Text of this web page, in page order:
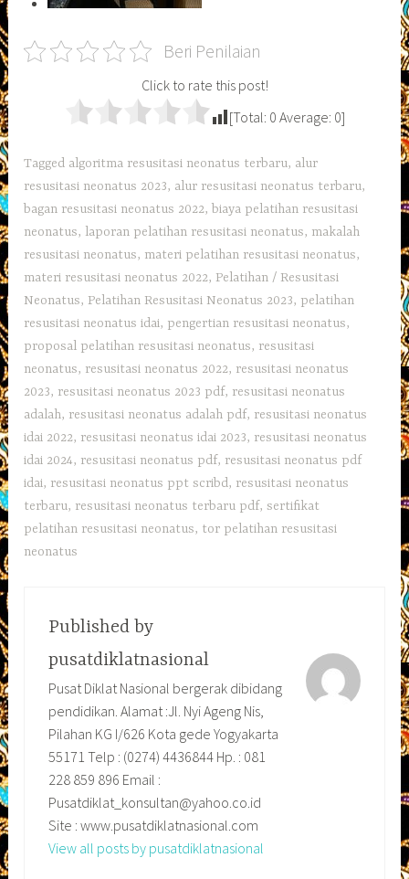
Beri Penilaian
Click to rate this post!
[Total: 0 Average: 0]
Tagged algoritma resusitasi neonatus terbaru, alur
resusitasi neonatus 2023, alur resusitasi neonatus terbaru,
bagan resusitasi neonatus 2022, biaya pelatihan resusitasi
neonatus, laporan pelatihan resusitasi neonatus, makalah
resusitasi neonatus, materi pelatihan resusitasi neonatus,
materi resusitasi neonatus 2022, Pelatihan / Resusitasi
Neonatus, Pelatihan Resusitasi Neonatus 2023, pelatihan
resusitasi neonatus idai, pengertian resusitasi neonatus,
proposal pelatihan resusitasi neonatus, resusitasi
neonatus, resusitasi neonatus 2022, resusitasi neonatus
2023, resusitasi neonatus 2023 pdf, resusitasi neonatus
adalah, resusitasi neonatus adalah pdf, resusitasi neonatus
idai 2022, resusitasi neonatus idai 2023, resusitasi neonatus
idai 2024, resusitasi neonatus pdf, resusitasi neonatus pdf
idai, resusitasi neonatus ppt scribd, resusitasi neonatus
terbaru, resusitasi neonatus terbaru pdf,sertifikat
pelatihan resusitasi neonatus, tor pelatihan resusitasi
neonatus
Published by
pusatdiklatnasional
Pusat Diklat Nasional bergerak dibidang
pendidikan. Alamat :Jl. Nyi Ageng Nis,
Pilahan KG I/626 Kota gede Yogyakarta
55171 Telp : (0274) 4436844 Hp. : 081
228 859 896 Email :
Pusatdiklat_konsultan@yahoo.co.id
Site : www.pusatdiklatnasional.com
View all posts by pusatdiklatnasional